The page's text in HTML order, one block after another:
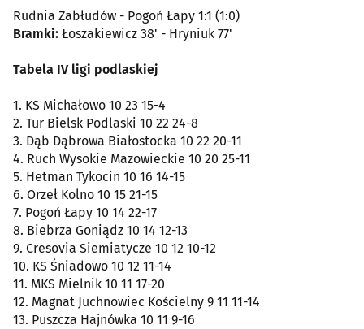
Rudnia Zabłudów - Pogoń Łapy 1:1 (1:0)
Bramki: Łoszakiewicz 38' - Hryniuk 77'
Tabela IV ligi podlaskiej
1. KS Michałowo 10 23 15-4
2. Tur Bielsk Podlaski 10 22 24-8
3. Dąb Dąbrowa Białostocka 10 22 20-11
4. Ruch Wysokie Mazowieckie 10 20 25-11
5. Hetman Tykocin 10 16 14-15
6. Orzeł Kolno 10 15 21-15
7. Pogoń Łapy 10 14 22-17
8. Biebrza Goniądz 10 14 12-13
9. Cresovia Siemiatycze 10 12 10-12
10. KS Śniadowo 10 12 11-14
11. MKS Mielnik 10 11 17-20
12. Magnat Juchnowiec Kościelny 9 11 11-14
13. Puszcza Hajnówka 10 11 9-16